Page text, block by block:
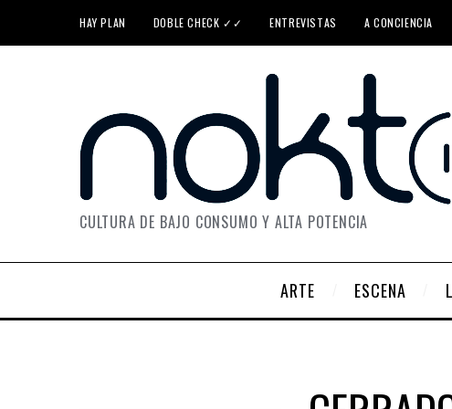
HAY PLAN DOBLE CHECK ✓✓ ENTREVISTAS A CONCIENCIA
CULTURA DE BAJO CONSUMO Y ALTA POTENCIA
ARTE ESCENA